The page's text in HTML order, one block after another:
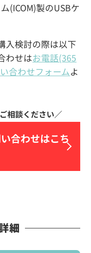
(ICOM)製のUSBケ
入検討の際は以下
わせはお電話(365
合わせフォームよ
合わせはこち
細